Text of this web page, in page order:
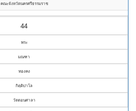
คณะจังหวัดนครศรีธรรมราช
44
พระ
มณฑา
ทองคง
กิตฺติปาโล
วัดดอนศาลา